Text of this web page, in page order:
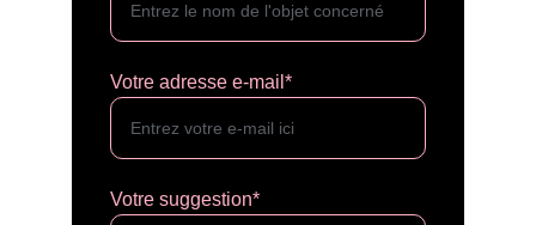
Votre adresse e-mail*
Votre suggestion*